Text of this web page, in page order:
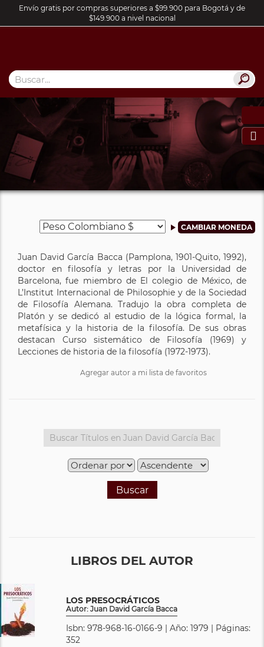
Envío gratis por compras superiores a $99.900 para Bogotá y de
$149.900 a nivel nacional

Juan David García Bacca (Pamplona, 1901-Quito, 1992),
doctor en filosofía y letras por la Universidad de
Barcelona, fue miembro de El colegio de México, de
L’Institut Internacional de Philosophie y de la Sociedad
de Filosofía Alemana. Tradujo la obra completa de
Platón y se dedicó al estudio de la lógica formal, la
metafísica y la historia de la filosofía. De sus obras
destacan Curso sistemático de Filosofía (1969) y
Lecciones de historia de la filosofía (1972-1973).
Agregar autor a mi lista de favoritos
Buscar
LIBROS DEL AUTOR
LOS PRESOCRÁTICOS
Autor: Juan David García Bacca
Isbn: 978-968-16-0166-9 | Año: 1979 | Páginas:
352